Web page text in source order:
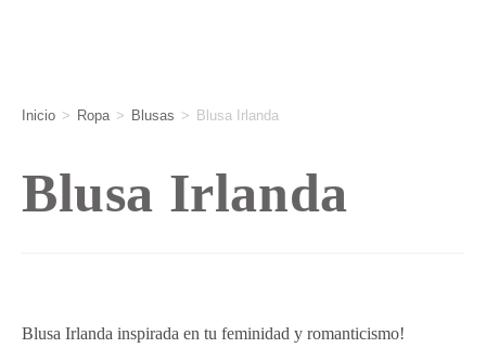
Inicio > Ropa > Blusas > Blusa Irlanda
Blusa Irlanda
Blusa Irlanda inspirada en tu feminidad y romanticismo!